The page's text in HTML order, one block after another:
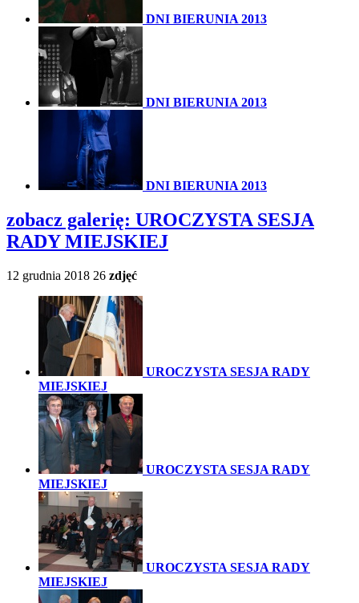
DNI BIERUNIA 2013
DNI BIERUNIA 2013
DNI BIERUNIA 2013
zobacz galerię: UROCZYSTA SESJA
RADY MIEJSKIEJ
12 grudnia 2018 26 zdjęć
UROCZYSTA SESJA RADY
MIEJSKIEJ
UROCZYSTA SESJA RADY
MIEJSKIEJ
UROCZYSTA SESJA RADY
MIEJSKIEJ